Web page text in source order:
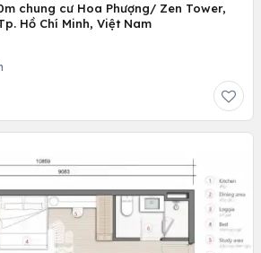
chung cư Hoa Phượng/ Zen Tower,
Hồ Chí Minh, Việt Nam